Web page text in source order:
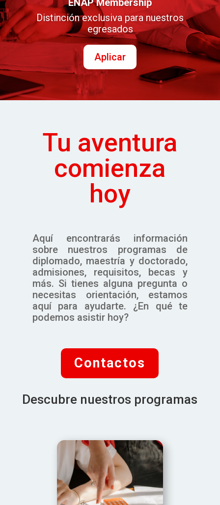
ENAP Membership
Distinción exclusiva para nuestros
egresados
Aplicar
Tu aventura
comienza
hoy
Aquí encontrarás información
sobre nuestros programas de
diplomado, maestría y doctorado,
admisiones, requisitos, becas y
más. Si tienes alguna pregunta o
necesitas orientación, estamos
aquí para ayudarte. ¿En qué te
podemos asistir hoy?
Contactos
Descubre nuestros programas